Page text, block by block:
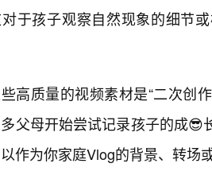
于孩子观察自然现象的细节
高质量的视频素材是“二次创
父母开始尝试记录孩子的成😎
作为你家庭Vlog的背景、转场